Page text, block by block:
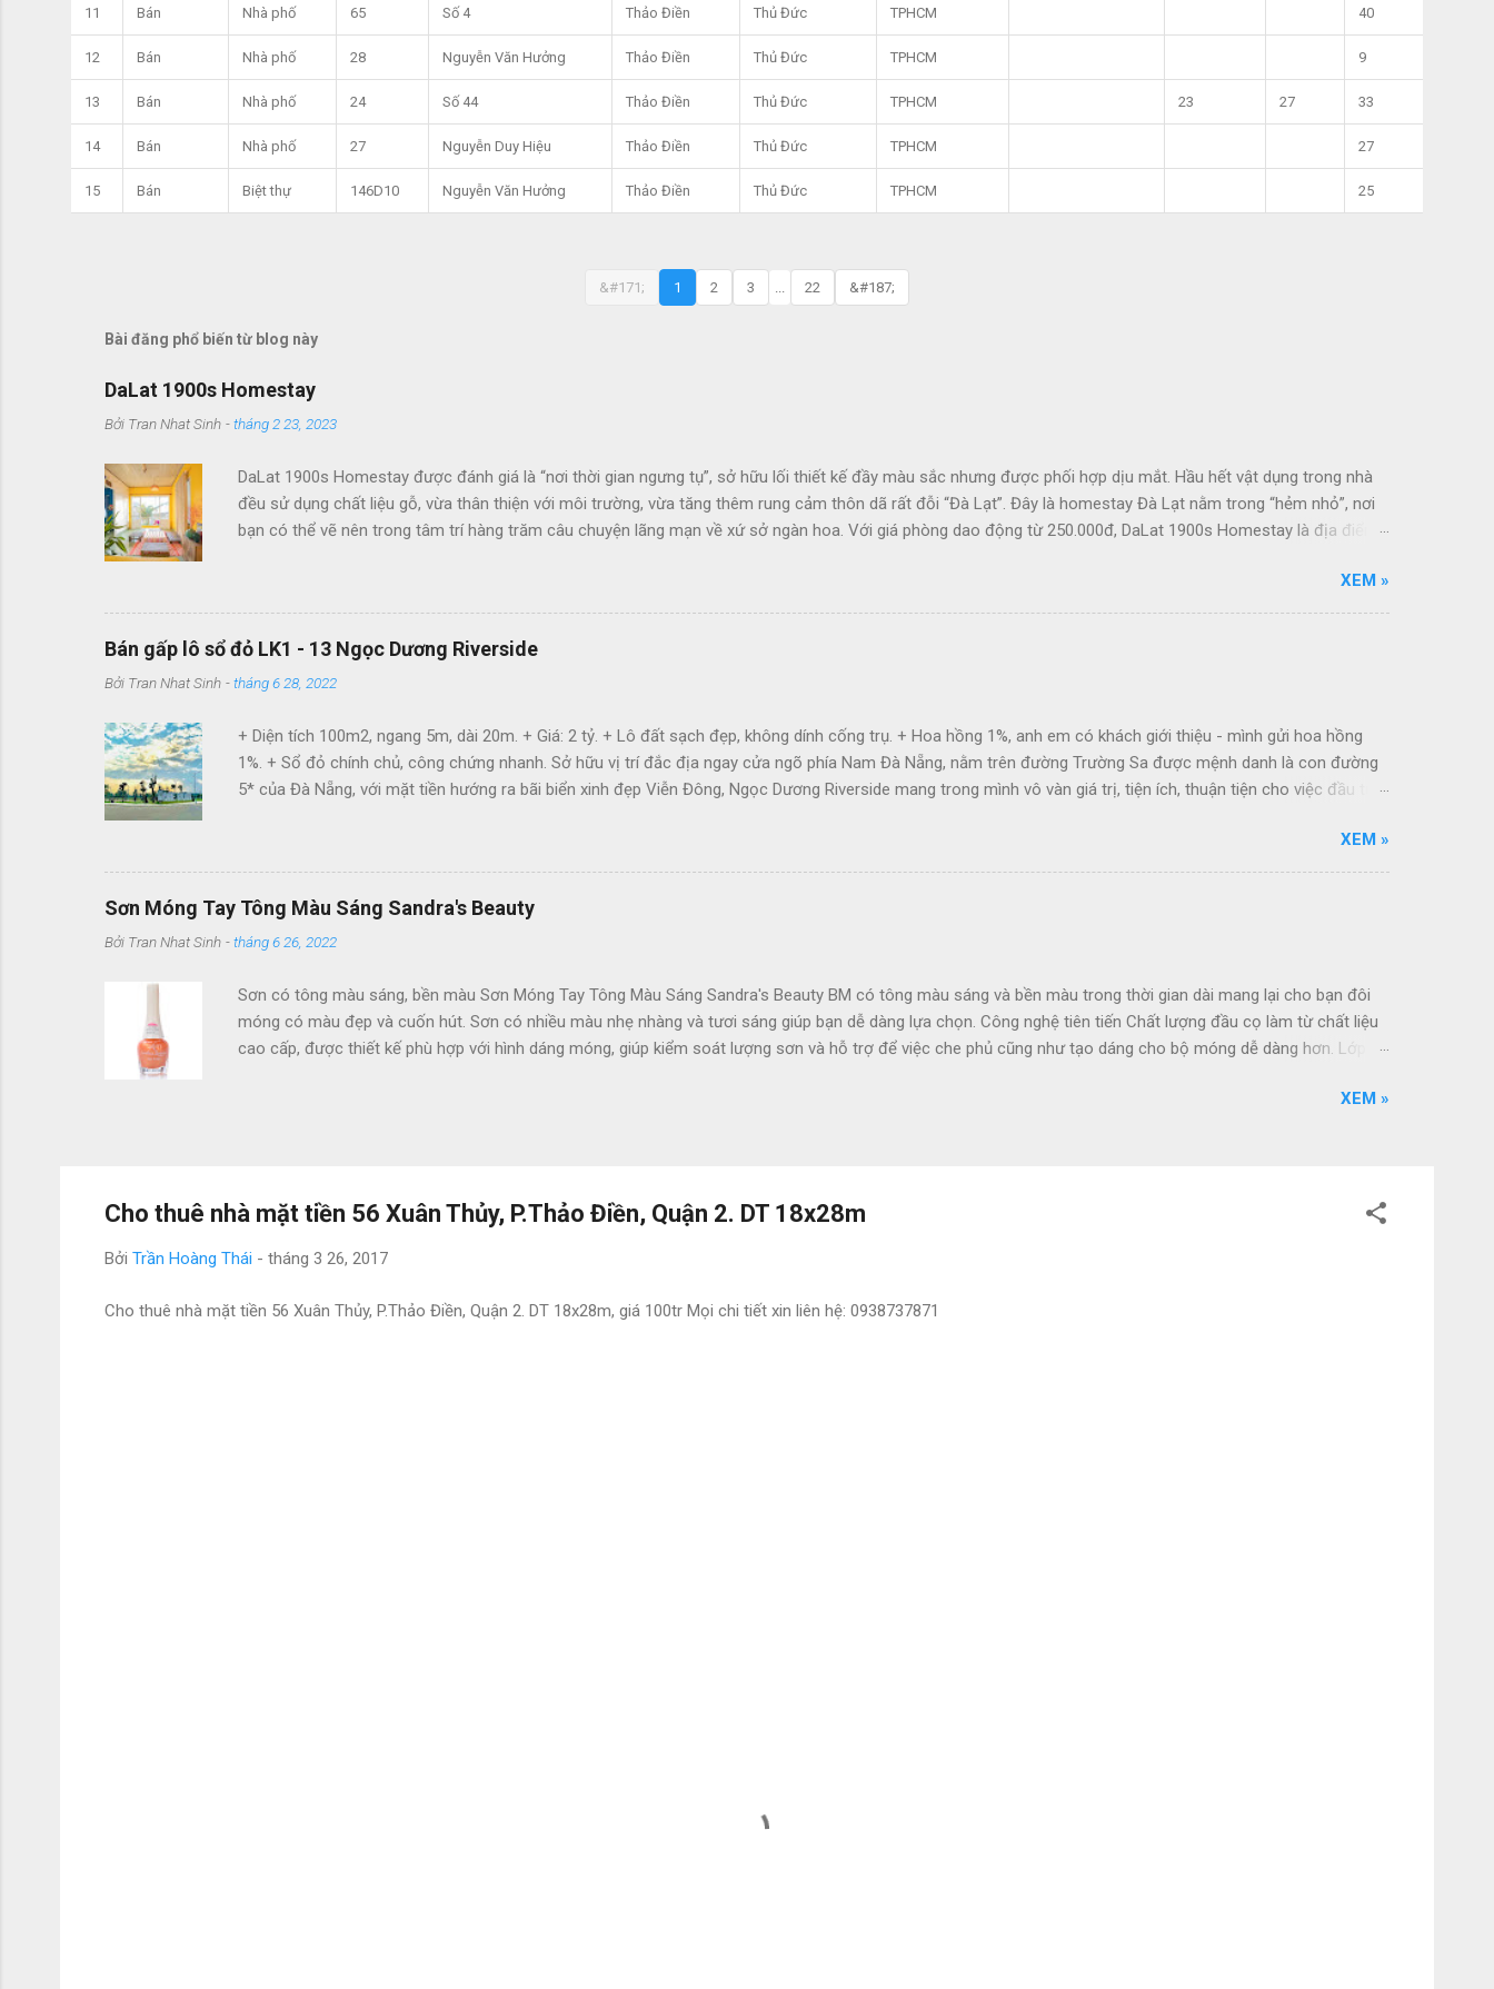
11 Bán Nhà phố 65 Số 4 Thảo Điền Thủ Đức TPHCM 40
12 Bán Nhà phố 28 Nguyễn Văn Hưởng Thảo Điền Thủ Đức TPHCM 9
13 Bán Nhà phố 24 Số 44 Thảo Điền Thủ Đức TPHCM 23 27 33
14 Bán Nhà phố 27 Nguyễn Duy Hiệu Thảo Điền Thủ Đức TPHCM 27
15 Bán Biệt thự 146D10 Nguyễn Văn Hưởng Thảo Điền Thủ Đức TPHCM 25
&#171; 1 2 3 ... 22 &#187;
Bài đăng phổ biến từ blog này
DaLat 1900s Homestay
Bởi Tran Nhat Sinh -tháng 2 23, 2023
DaLat 1900s Homestay được đánh giá là “nơi thời gian ngưng tụ”, sở hữu lối thiết kế đầy màu sắc nhưng được phối hợp dịu mắt. Hầu hết vật dụng trong nhà
đều sử dụng chất liệu gỗ, vừa thân thiện với môi trường, vừa tăng thêm rung cảm thôn dã rất đỗi “Đà Lạt”. Đây là homestay Đà Lạt nằm trong “hẻm nhỏ”, nơi
bạn có thể vẽ nên trong tâm trí hàng trăm câu chuyện lãng mạn về xứ sở ngàn hoa. Với giá phòng dao động từ 250.000đ, DaLat 1900s Homestay là địa điểm
XEM »
Bán gấp lô sổ đỏ LK1 - 13 Ngọc Dương Riverside
Bởi Tran Nhat Sinh -tháng 6 28, 2022
+ Diện tích 100m2, ngang 5m, dài 20m. + Giá: 2 tỷ. + Lô đất sạch đẹp, không dính cống trụ. + Hoa hồng 1%, anh em có khách giới thiệu - mình gửi hoa hồng
1%. + Sổ đỏ chính chủ, công chứng nhanh. Sở hữu vị trí đắc địa ngay cửa ngõ phía Nam Đà Nẵng, nằm trên đường Trường Sa được mệnh danh là con đường
5* của Đà Nẵng, với mặt tiền hướng ra bãi biển xinh đẹp Viễn Đông, Ngọc Dương Riverside mang trong mình vô vàn giá trị, tiện ích, thuận tiện cho việc đầu tư,
Giáp khu tái định cư Dũng Sĩ Điện Ngọc. + Phía Đông Bắc: Giáp đường Trường Sa và bãi tắm Viễn Đông. + Phía Tây Nam: Giáp sông Cổ Cò tuyến du lịch ven
sông nối liền Đà Nẵng Hội An. 100m đến bãi biển và bãi tắm công cộng Viễn Đông 43ha. Cạnh khu đại lộ ánh sáng, âm nhạc, vui chơi The Empire Cocobay,
Naman Resort. Kề bên Khu nghỉ dưỡng Sông Hàn và Sân Golf Montgomerie Links. 1km đến...
XEM »
Sơn Móng Tay Tông Màu Sáng Sandra's Beauty
Bởi Tran Nhat Sinh -tháng 6 26, 2022
Sơn có tông màu sáng, bền màu Sơn Móng Tay Tông Màu Sáng Sandra's Beauty BM có tông màu sáng và bền màu trong thời gian dài mang lại cho bạn đôi
móng có màu đẹp và cuốn hút. Sơn có nhiều màu nhẹ nhàng và tươi sáng giúp bạn dễ dàng lựa chọn. Công nghệ tiên tiến Chất lượng đầu cọ làm từ chất liệu
cao cấp, được thiết kế phù hợp với hình dáng móng, giúp kiểm soát lượng sơn và hỗ trợ để việc che phủ cũng như tạo dáng cho bộ móng dễ dàng hơn. Lớp
diện hơn Nước Sơn Sandra's không chứa các thành phần độc hại như DBP và toluene, áp dụng công thức không gây vàng móng, cung cấp dinh dưỡng vàXEM »
Cho thuê nhà mặt tiền 56 Xuân Thủy, P.Thảo Điền, Quận 2. DT 18x28m
Bởi Trần Hoàng Thái - tháng 3 26, 2017
Cho thuê nhà mặt tiền 56 Xuân Thủy, P.Thảo Điền, Quận 2. DT 18x28m, giá 100tr Mọi chi tiết xin liên hệ: 0938737871